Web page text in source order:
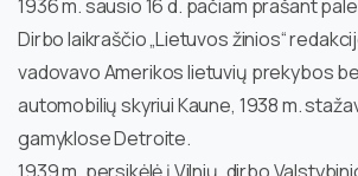
1936 m. sausio 16 d. pačiam prašant
Dirbo laikraščio „Lietuvos žinios“
vadovavo Amerikos lietuvių prekybos
automobilių skyriui Kaune, 1938 m.
gamyklose Detroite.